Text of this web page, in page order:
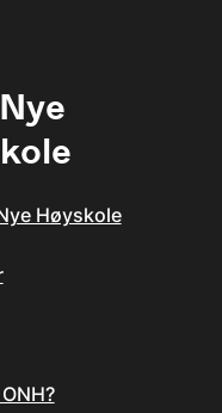
Høyskole